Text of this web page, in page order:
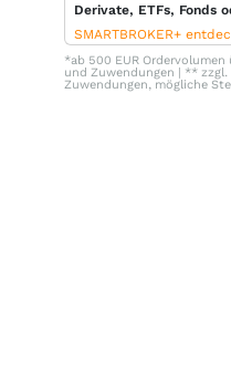
Derivate, ETFs, Fonds
SMARTBROKER+
*ab 500 EUR
und Zuwendungen | **
Zuwendungen, mögliche